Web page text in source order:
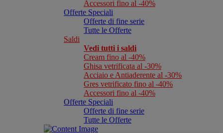
Accessori fino al -40%
Offerte Speciali
Offerte di fine serie
Tutte le Offerte
Saldi
Vedi tutti i saldi
Cream fino al -40%
Ghisa vetrificata al -30%
Acciaio e Antiaderente al -30%
Gres vetrificato fino al -40%
Accessori fino al -40%
Offerte Speciali
Offerte di fine serie
Tutte le Offerte